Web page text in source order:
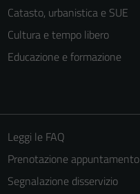
Catasto, urbanistica e SUE
Cultura e tempo libero
Educazione e formazione
Leggi le FAQ
Prenotazione appuntamento
Segnalazione disservizio